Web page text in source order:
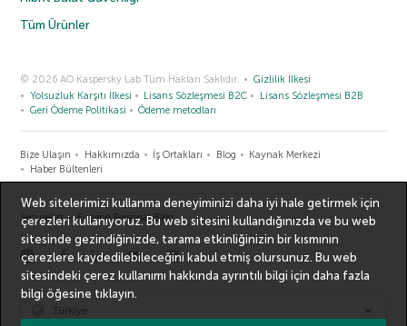
Tüm Ürünler
© 2026 AO Kaspersky Lab Tüm Hakları Saklıdır.
Gizlilik İlkesi
Yolsuzluk Karşıtı İlkesi
Lisans Sözleşmesi B2C
Lisans Sözleşmesi B2B
Geri Ödeme Politikasi
Ödeme metodları
Bize Ulaşın Hakkımızda İş Ortakları Blog
Kaynak Merkezi
Haber Bültenleri
Securelist Eugene Personal Blog
Türkiye
Web sitelerimizi kullanma deneyiminizi daha iyi hale getirmek için
çerezleri kullanıyoruz. Bu web sitesini kullandığınızda ve bu web
sitesinde gezindiğinizde, tarama etkinliğinizin bir kısmının
çerezlere kaydedilebileceğini kabul etmiş olursunuz. Bu web
sitesindeki çerez kullanımı hakkında ayrıntılı bilgi içindaha fazla
bilgi öğesine tıklayın.